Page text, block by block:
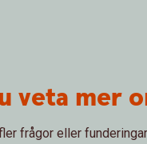
veta mer
frågor eller